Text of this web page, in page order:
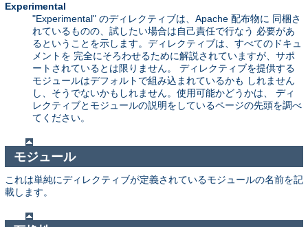
Experimental
"Experimental" のディレクティブは、Apache 配布物に 同梱さ
れているものの、試したい場合は自己責任で行なう 必要があ
るということを示します。ディレクティブは、すべてのドキュ
メントを 完全にそろわせるために解説されていますが、サポ
ートされているとは限りません。 ディレクティブを提供する
モジュールはデフォルトで組み込まれているかも しれません
し、そうでないかもしれません。使用可能かどうかは、 ディ
レクティブとモジュールの説明をしているページの先頭を調べ
てください。
モジュール
これは単純にディレクティブが定義されているモジュールの名前を記
載します。